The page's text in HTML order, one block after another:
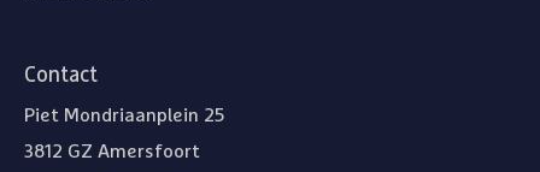
Contact
Piet Mondriaanplein 25
3812 GZ Amersfoort